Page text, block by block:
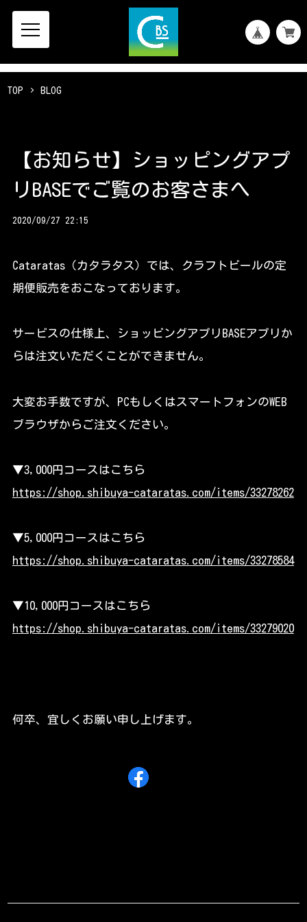
TOP BLOG
【お知らせ】ショッピングアプ
リBASEでご覧のお客さまへ
2020/09/27 22:15
Cataratas（カタラタス）では、クラフトビールの定
期便販売をおこなっております。
サービスの仕様上、ショッピングアプリBASEアプリか
らは注文いただくことができません。
大変お手数ですが、PCもしくはスマートフォンのWEB
ブラウザからご注文ください。
▼3,000円コースはこちら
https://shop.shibuya-cataratas.com/items/33278262
▼5,000円コースはこちら
https://shop.shibuya-cataratas.com/items/33278584
▼10,000円コースはこちら
https://shop.shibuya-cataratas.com/items/33279020
何卒、宜しくお願い申し上げます。